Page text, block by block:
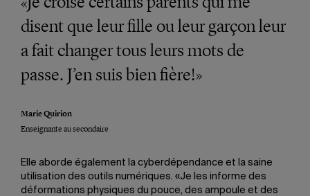
disent que leur fille ou leur garçon leur
a fait changer tous leurs mots de
passe. J’en suis bien fière!»
Marie Quirion
Enseignante au secondaire
Elle aborde également la cyberdépendance et la saine
utilisation des outils numériques. «Je les informe des
déformations physiques du pouce, des ampoule et des